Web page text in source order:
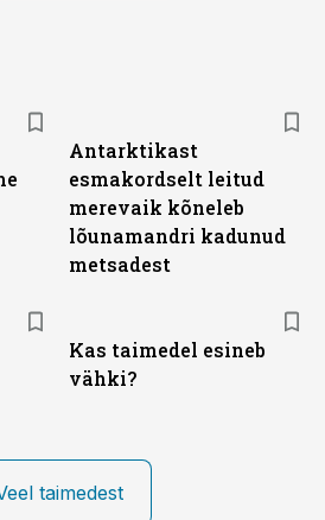
Antarktikast
esmakordselt leitud
merevaik kõneleb
lõunamandri kadunud
metsadest
Kas taimedel esineb
vähki?
taimedest